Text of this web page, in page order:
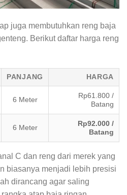
juga membutuhkan reng baja
Berikut daftar harga reng
PANJANG HARGA
6 Meter
Rp61.800 /
Batang
6 Meter
Rp92.000 /
Batang
C dan reng dari merek yang
biasanya menjadi lebih presisi
dirancang agar saling